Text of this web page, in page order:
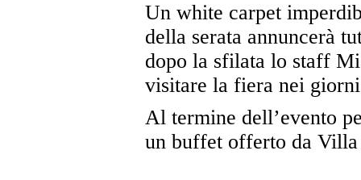
Un white carpet
della serata annuncerà
dopo la sfilata lo staff
visitare la fiera nei
Al termine dell’evento
un buffet offerto da